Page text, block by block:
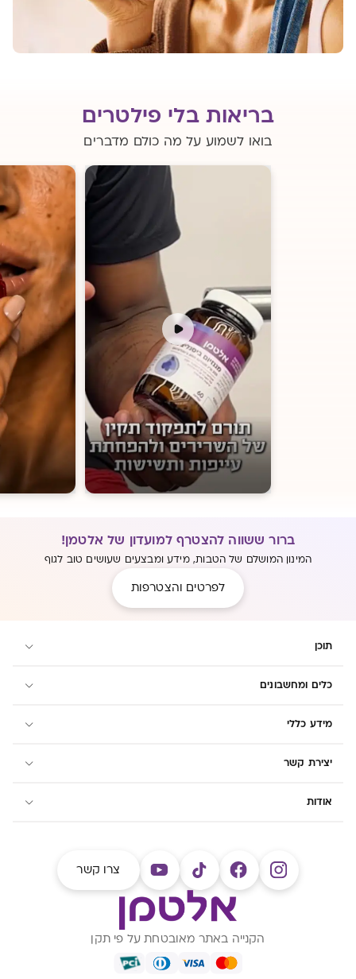
בריאות בלי פילטרים
בואו לשמוע על מה כולם מדברים
ברור ששווה להצטרף למועדון של אלטמן!
המינון המושלם של הטבות, מידע ומבצעים שעושים טוב לגוף
לפרטים והצטרפות
תוכן
כלים ומחשבונים
מידע כללי
יצירת קשר
אודות
צרו קשר
הקנייה באתר מאובטחת על פי תקן